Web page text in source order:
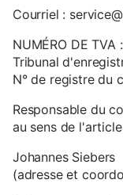
Courriel :
NUMÉRO DE TVA
Tribunal
N° de registre du
Responsable du
au sens de
Johannes Siebers
(adresse et